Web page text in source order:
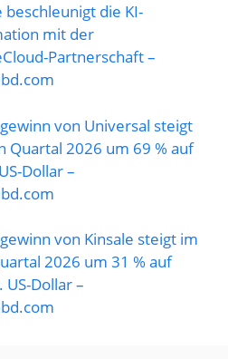
beschleunigt die KI-
mit der
Partnerschaft –
von Universal steigt
Quartal 2026 um 69 % auf
Dollar –
von Kinsale steigt im
2026 um 31 % auf
Dollar –